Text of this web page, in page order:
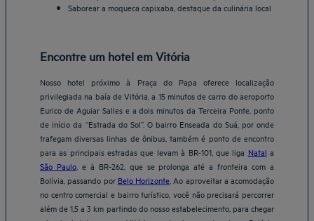
Saborear a moqueca capixaba, destaque da culinária local
Encontre um hotel em Vitória
Nosso hotel próximo à Praça do Papa oferece localização
privilegiada na baía de Vitória, a 15 minutos de carro do aeroporto
Eurico de Aguiar Salles e a dois minutos da Terceira Ponte, ponto
de início da “Estrada do Sol”. O bairro Enseada do Suá, por onde
trafegam diversas linhas de ônibus, também é ponto de encontro
para as principais estradas que levam à BR-101, que liga Natal a
São Paulo, e à BR-262, que se prolonga até a fronteira com a
Bolívia, passando por Belo Horizonte . Ao aproveitar a acomodação
no centro comercial e bairro turístico, você não precisará percorrer
além de 1,5 a 3 km partindo do nosso estabelecimento, para chegar